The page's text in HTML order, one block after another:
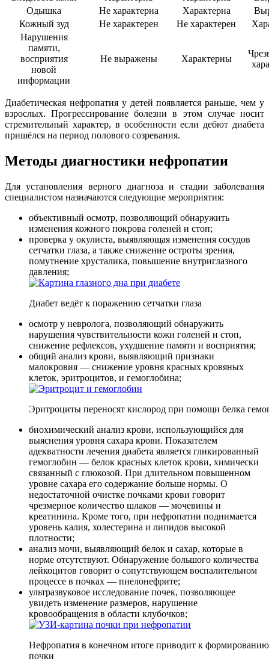
Одышка
Не характерна Характерна
Кожный зуд
Не характерен Не характерен
Нарушения
памяти,
восприятия
новой
информации
Не выражены Характерны
Диабетическая нефропатия у детей появляется раньше, чем у
взрослых. Прогрессирование болезни в этом случае носит
стремительный характер, в особенности если дебют диабета
пришёлся на период полового созревания.
Методы диагностики нефропатии
Для установления верного диагноза и стадии заболевания
специалистом назначаются следующие мероприятия:
объективный осмотр, позволяющий обнаружить
изменения кожного покрова голеней и стоп;
проверка у окулиста, выявляющая изменения сосудов
сетчатки глаза, а также снижение остроты зрения,
помутнение хрусталика, повышение внутриглазного
давления;
Диабет ведёт к поражению сетчатки глаза
осмотр у невролога, позволяющий обнаружить
нарушения чувствительности кожи голеней и стоп,
снижение рефлексов, ухудшение памяти и восприятия;
общий анализ крови, выявляющий признаки
малокровия — снижение уровня красных кровяных
клеток, эритроцитов, и гемоглобина;
Эритроциты переносят кислород при помощи белка
биохимический анализ крови, использующийся для
выяснения уровня сахара крови. Показателем
адекватности лечения диабета является гликированный
гемоглобин — белок красных клеток крови, химически
связанный с глюкозой. При длительном повышенном
уровне сахара его содержание больше нормы. О
недостаточной очистке почками крови говорит
чрезмерное количество шлаков — мочевины и
креатинина. Кроме того, при нефропатии поднимается
уровень калия, холестерина и липидов высокой
плотности;
анализ мочи, выявляющий белок и сахар, которые в
норме отсутствуют. Обнаружение большого количества
лейкоцитов говорит о сопутствующем воспалительном
процессе в почках — пиелонефрите;
ультразвуковое исследование почек, позволяющее
увидеть изменение размеров, нарушение
кровообращения в области клубочков;
Нефропатия в конечном итоге приводит к
почки